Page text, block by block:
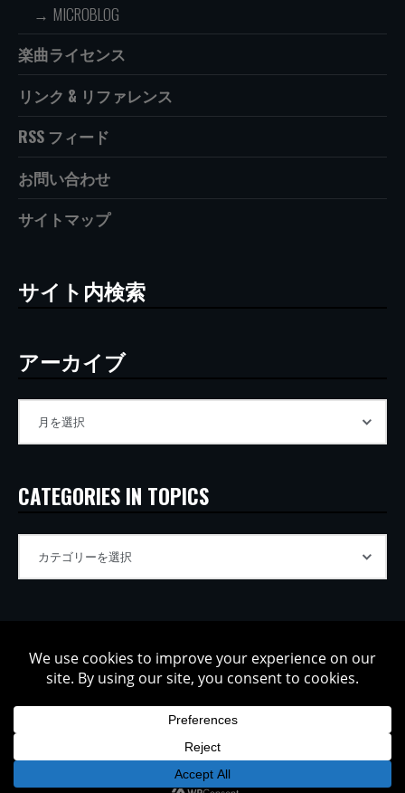
MICROBLOG
楽曲ライセンス
リンク & リファレンス
RSS フィード
お問い合わせ
サイトマップ
サイト内検索
アーカイブ
CATEGORIES IN TOPICS
Copyright © 2002-2026 Tatsuya Oe / Model Electronic. All rights
reserved.